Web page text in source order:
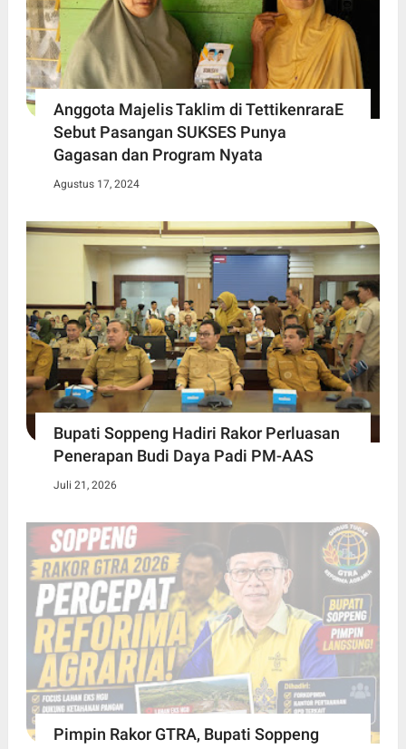
Anggota Majelis Taklim di TettikenraraE
Sebut Pasangan SUKSES Punya
Gagasan dan Program Nyata
Agustus 17, 2024
Bupati Soppeng Hadiri Rakor Perluasan
Penerapan Budi Daya Padi PM-AAS
Juli 21, 2026
Pimpin Rakor GTRA, Bupati Soppeng